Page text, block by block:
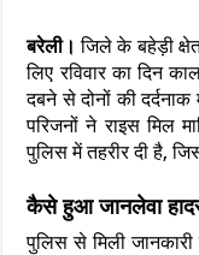
बरेली। जिले के बहेड़ी
लिए रविवार का दिन
दबने से दोनों की
परिजनों ने राइस मिल
पुलिस में तहरीर दी है,
कैसे हुआ जानलेवा
पुलिस से मिली